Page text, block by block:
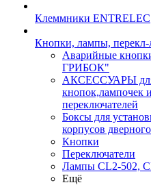
Клеммники ENTRELEC
Кнопки, лампы, перекл-
Аварийные
ГРИБОК"
АКСЕССУАРЫ
кнопок,лампочек и
переключателей
Боксы для
корпусов
Кнопки
Переключатели
Лампы CL2-502,
Ещё